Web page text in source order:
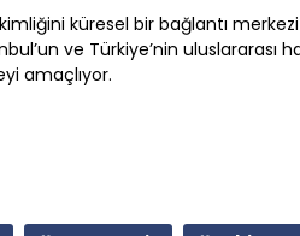
kimliğini küresel bir bağlantı
ve Türkiye’nin uluslararası
amaçlıyor.